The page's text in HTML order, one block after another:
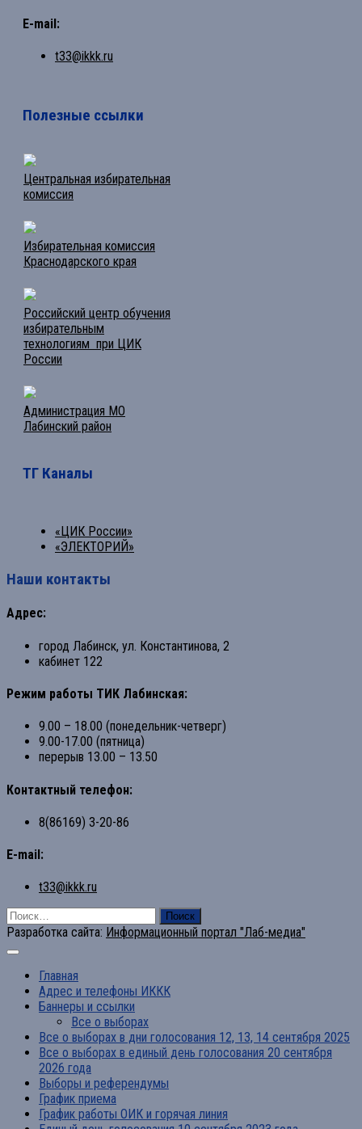
E-mail:
t33@ikkk.ru
Полезные ссылки
Центральная избирательная
комиссия
Избирательная комиссия
Краснодарского края
Российский центр обучения
избирательным
технологиям при ЦИК
России
Администрация МО
Лабинский район
ТГ Каналы
«ЦИК России»
«ЭЛЕКТОРИЙ»
Наши контакты
Адрес:
город Лабинск, ул. Константинова, 2
кабинет 122
Режим работы ТИК Лабинская:
9.00 – 18.00 (понедельник-четверг)
9.00-17.00 (пятница)
перерыв 13.00 – 13.50
Контактный телефон:
8(86169) 3-20-86
E-mail:
t33@ikkk.ru
Найти:
Разработка сайта: Информационный портал "Лаб-медиа"
Главная
Адрес и телефоны ИККК
Баннеры и ссылки
Все о выборах
Все о выборах в дни голосования 12, 13, 14 сентября 2025
Все о выборах в единый день голосования 20 сентября
2026 года
Выборы и референдумы
График приема
График работы ОИК и горячая линия